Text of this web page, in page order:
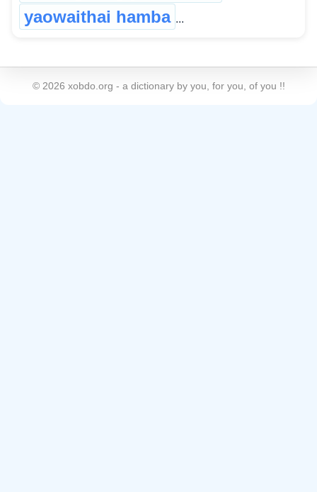
yaowaithai hamba ...
© 2026 xobdo.org - a dictionary by you, for you, of you !!